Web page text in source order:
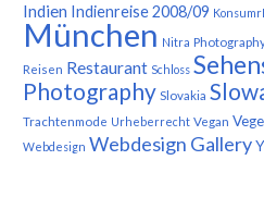
Indien Indienreise 2008/09
München Nitra
Reisen Restaurant Schloss
Photography Slovakia
Trachtenmode Urheberrecht Vegan
Webdesign Webdesign Gallery